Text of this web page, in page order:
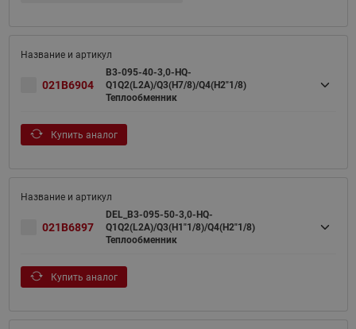
021B6904
B3-095-40-3,0-HQ-
Q1Q2(L2A)/Q3(H7/8)/Q4(H2"1/8)
Теплообменник
Купить аналог
021B6897
DEL_B3-095-50-3,0-HQ-
Q1Q2(L2A)/Q3(H1"1/8)/Q4(H2"1/8)
Теплообменник
Купить аналог